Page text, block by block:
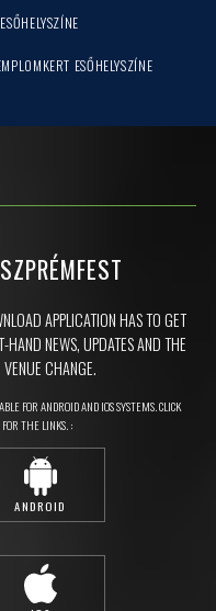
ESŐHELYSZÍNE
APPLICATION HAS TO GET
HAND NEWS, UPDATES AND THE
VENUE CHANGE.
FOR ANDROID AND IOS SYSTEMS. CLICK
THE LINKS. :
ANDROID